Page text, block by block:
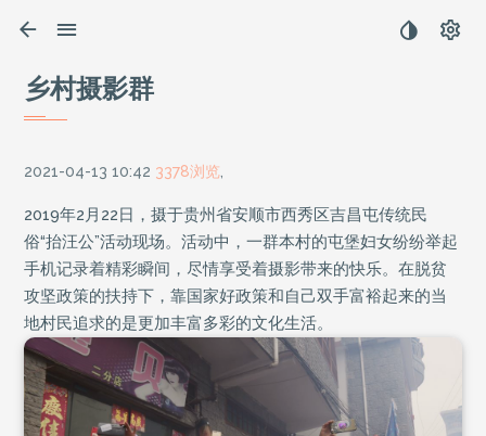
乡村摄影群
2021-04-13 10:42 3378浏览
2019年2月22日，摄于贵州省安顺市西秀区吉昌屯传统民
俗“抬汪公”活动现场。活动中，一群本村的屯堡妇女纷纷举起
手机记录着精彩瞬间，尽情享受着摄影带来的快乐。在脱贫
攻坚政策的扶持下，靠国家好政策和自己双手富裕起来的当
地村民追求的是更加丰富多彩的文化生活。